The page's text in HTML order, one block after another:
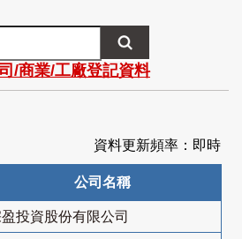
/商業/工廠登記資料
資料更新頻率：即時
公司名稱
投資股份有限公司